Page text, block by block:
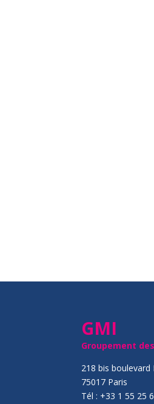
GMI
Groupement
218 bis boulevard
75017 Paris
Tél : +33 1 55 25